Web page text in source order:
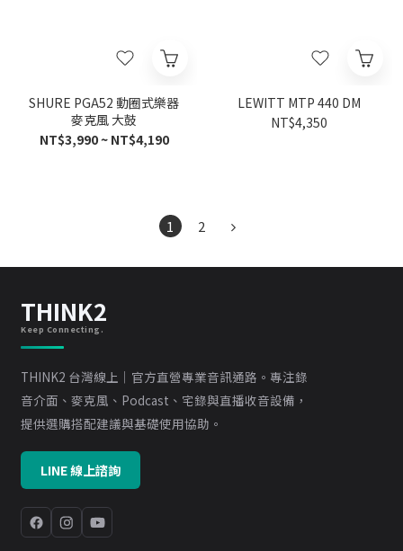
SHURE PGA52 動圈式樂器
麥克風 大鼓
NT$3,990 ~ NT$4,190
LEWITT MTP 440 DM
NT$4,350
1 2
THINK2
Keep Connecting.
THINK2 台灣線上｜官方直營專業音訊通路。專注錄
音介面、麥克風、Podcast、宅錄與直播收音設備，
提供選購搭配建議與基礎使用協助。
LINE 線上諮詢